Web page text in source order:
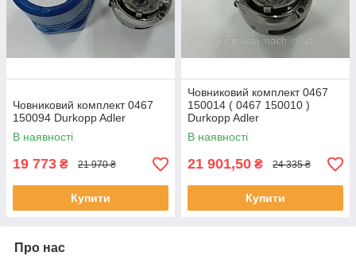
Човниковий комплект 0467
150094 Durkopp Adler
В наявності
19 773 ₴ 21 970 ₴
Купити
Човниковий комплект 0467
150014 ( 0467 150010 )
Durkopp Adler
В наявності
21 901,50 ₴ 24 335 ₴
Купити
Про нас